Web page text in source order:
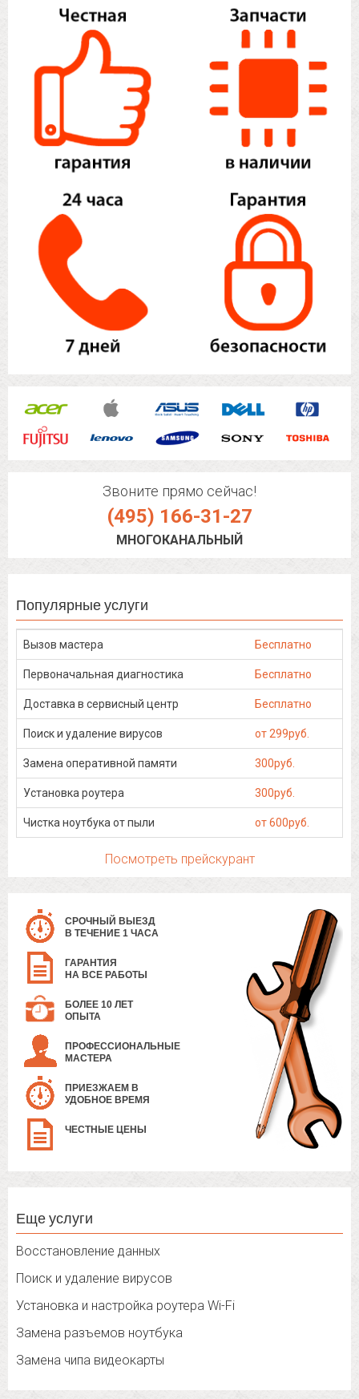
Звоните прямо сейчас!
(495) 166-31-27
МНОГОКАНАЛЬНЫЙ
Популярные услуги
Вызов мастера Бесплатно
Первоначальная диагностика Бесплатно
Доставка в сервисный центр Бесплатно
Поиск и удаление вирусов от 299руб.
Замена оперативной памяти 300руб.
Установка роутера 300руб.
Чистка ноутбука от пыли от 600руб.
Посмотреть прейскурант
СРОЧНЫЙ ВЫЕЗД
В ТЕЧЕНИЕ 1 ЧАСА
ГАРАНТИЯ
НА ВСЕ РАБОТЫ
БОЛЕЕ 10 ЛЕТ
ОПЫТА
ПРОФЕССИОНАЛЬНЫЕ
МАСТЕРА
ПРИЕЗЖАЕМ В
УДОБНОЕ ВРЕМЯ
ЧЕСТНЫЕ ЦЕНЫ
Еще услуги
Восстановление данных
Поиск и удаление вирусов
Установка и настройка роутера Wi-Fi
Замена разъемов ноутбука
Замена чипа видеокарты